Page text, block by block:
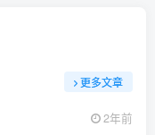
更多文章
2年前